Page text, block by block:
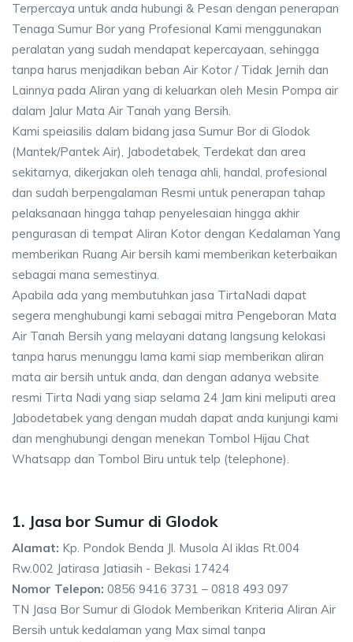
Terpercaya untuk anda hubungi & Pesan dengan penerapan
Tenaga Sumur Bor yang Profesional Kami menggunakan
peralatan yang sudah mendapat kepercayaan, sehingga
tanpa harus menjadikan beban Air Kotor / Tidak Jernih dan
Lainnya pada Aliran yang di keluarkan oleh Mesin Pompa air
dalam Jalur Mata Air Tanah yang Bersih.
Kami speiasilis dalam bidang jasa Sumur Bor di Glodok
(Mantek/Pantek Air), Jabodetabek, Terdekat dan area
sekitarnya, dikerjakan oleh tenaga ahli, handal, profesional
dan sudah berpengalaman Resmi untuk penerapan tahap
pelaksanaan hingga tahap penyelesaian hingga akhir
pengurasan di tempat Aliran Kotor dengan Kedalaman Yang
memberikan Ruang Air bersih kami memberikan keterbaikan
sebagai mana semestinya.
Apabila ada yang membutuhkan jasa TirtaNadi dapat
segera menghubungi kami sebagai mitra Pengeboran Mata
Air Tanah Bersih yang melayani datang langsung kelokasi
tanpa harus menunggu lama kami siap memberikan aliran
mata air bersih untuk anda, dan dengan adanya website
resmi Tirta Nadi yang siap selama 24 Jam kini meliputi area
Jabodetabek yang dengan mudah dapat anda kunjungi kami
dan menghubungi dengan menekan Tombol Hijau Chat
Whatsapp dan Tombol Biru untuk telp (telephone).
1. Jasa bor Sumur di Glodok
Alamat: Kp. Pondok Benda Jl. Musola Al iklas Rt.004
Rw.002 Jatirasa Jatiasih - Bekasi 17424
Nomor Telepon: 0856 9416 3731 – 0818 493 097
TN Jasa Bor Sumur di Glodok Memberikan Kriteria Aliran Air
Bersih untuk kedalaman yang Max simal tanpa